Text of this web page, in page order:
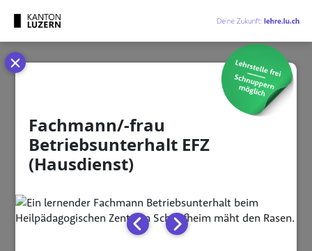
Fachmann/-frau
Betriebsunterhalt EFZ
(Hausdienst)